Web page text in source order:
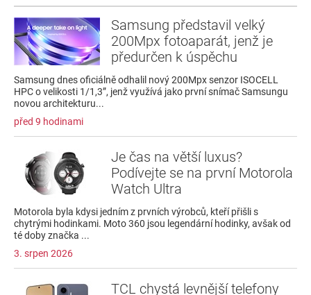
Samsung představil velký
200Mpx fotoaparát, jenž je
předurčen k úspěchu
Samsung dnes oficiálně odhalil nový 200Mpx senzor ISOCELL
HPC o velikosti 1/1,3”, jenž využívá jako první snímač Samsungu
novou architekturu...
před 9 hodinami
Je čas na větší luxus?
Podívejte se na první Motorola
Watch Ultra
Motorola byla kdysi jedním z prvních výrobců, kteří přišli s
chytrými hodinkami. Moto 360 jsou legendární hodinky, avšak od
té doby značka ...
3. srpen 2026
TCL chystá levnější telefony